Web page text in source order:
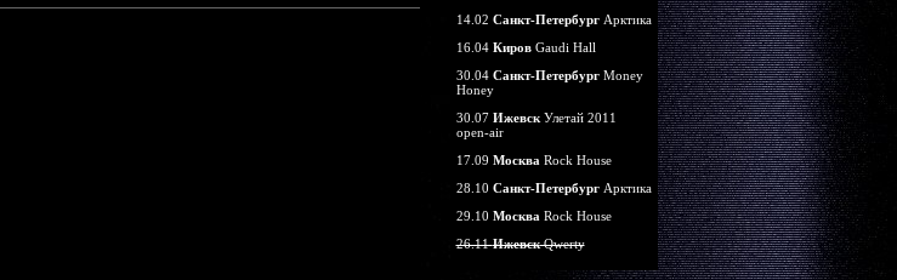
14.02 Санкт-ПетербургАрктика
16.04 КировGaudi Hall
30.04 Санкт-ПетербургMoney
Honey
30.07 ИжевскУлетай 2011
open-air
17.09 Москва Rock House
28.10 Санкт-ПетербургАрктика
29.10 Москва Rock House
26.11ИжевскQwerty